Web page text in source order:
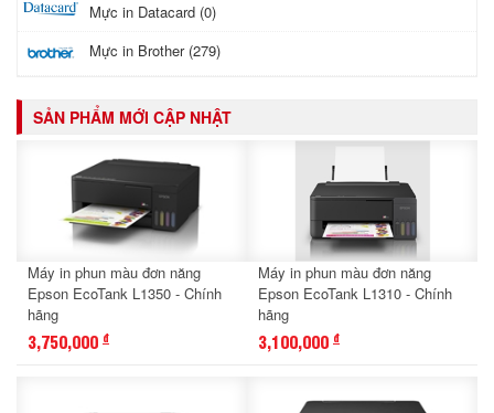
Mực in Datacard (0)
Mực in Brother (279)
SẢN PHẨM MỚI CẬP NHẬT
Máy in phun màu đơn năng
Epson EcoTank L1350 - Chính
hãng
3,750,000 đ
Máy in phun màu đơn năng
Epson EcoTank L1310 - Chính
hãng
3,100,000 đ